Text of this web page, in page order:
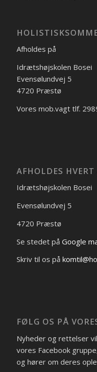
Afholdes på
Idrætshøjskolen Bosei
Evensølundvej 5
4720 Præstø
Vores mob.vagt tlf.
AFHOLDES
Idrætshøjskolen Bosei
Evensølundvej 5
4720 Præstø
Se stedet på Google
Skriv til os på
FØLG OS PÅ
Nyheder og rettelser
vores Facebook
og hører om deres